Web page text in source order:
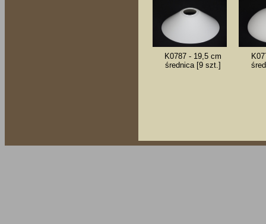
K0787 - 19,5 cm
średnica [9 szt.]